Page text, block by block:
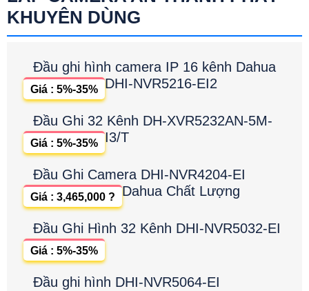
KHUYÊN DÙNG
Đầu ghi hình camera IP 16 kênh Dahua
DHI-NVR5216-EI2
Giá : 5%-35%
Đầu Ghi 32 Kênh DH-XVR5232AN-5M-
I3/T
Giá : 5%-35%
Đầu Ghi Camera DHI-NVR4204-EI
Dahua Chất Lượng
Giá : 3,465,000 ?
Đầu Ghi Hình 32 Kênh DHI-NVR5032-EI
Giá : 5%-35%
Đầu ghi hình DHI-NVR5064-EI